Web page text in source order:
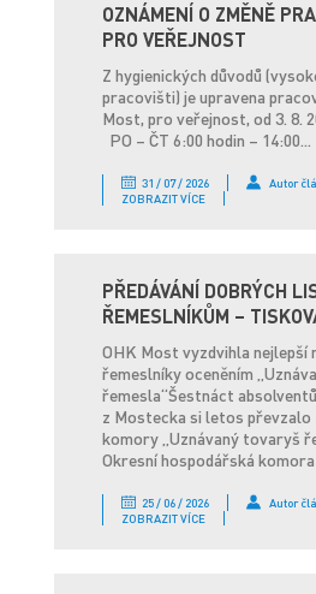
OZNÁMENÍ O ZMĚNĚ
PRO VEŘEJNOST
Z hygienických důvodů
pracovišti) je upravena
Most, pro veřejnost, od 3. 8.
PO – ČT 6:00 hodin – 14:00...
31 / 07 / 2026
Autor
ZOBRAZIT VÍCE
PŘEDÁVÁNÍ DOBRÝCH
ŘEMESLNÍKŮM –
OHK Most vyzdvihla nejlepší
řemeslníky oceněním
řemesla“Šestnáct
z Mostecka si letos
komory „Uznávaný tovaryš
Okresní hospodářská
25 / 06 / 2026
Autor
ZOBRAZIT VÍCE